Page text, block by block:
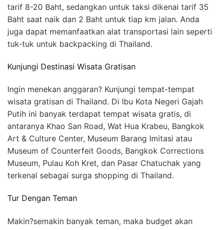
tarif 8-20 Baht, sedangkan untuk taksi dikenai tarif 35
Baht saat naik dan 2 Baht untuk tiap km jalan. Anda
juga dapat memanfaatkan alat transportasi lain seperti
tuk-tuk untuk backpacking di Thailand.
Kunjungi Destinasi Wisata Gratisan
Ingin menekan anggaran? Kunjungi tempat-tempat
wisata gratisan di Thailand. Di Ibu Kota Negeri Gajah
Putih ini banyak terdapat tempat wisata gratis, di
antaranya Khao San Road, Wat Hua Krabeu, Bangkok
Art & Culture Center, Museum Barang Imitasi atau
Museum of Counterfeit Goods, Bangkok Corrections
Museum, Pulau Koh Kret, dan Pasar Chatuchak yang
terkenal sebagai surga shopping di Thailand.
Tur Dengan Teman
Makin?semakin banyak teman, maka budget akan